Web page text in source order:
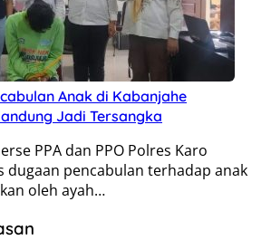
Anak di Kabanjahe
Jadi Tersangka
PPA dan PPO Polres Karo
dugaan pencabulan terhadap anak
oleh ayah…